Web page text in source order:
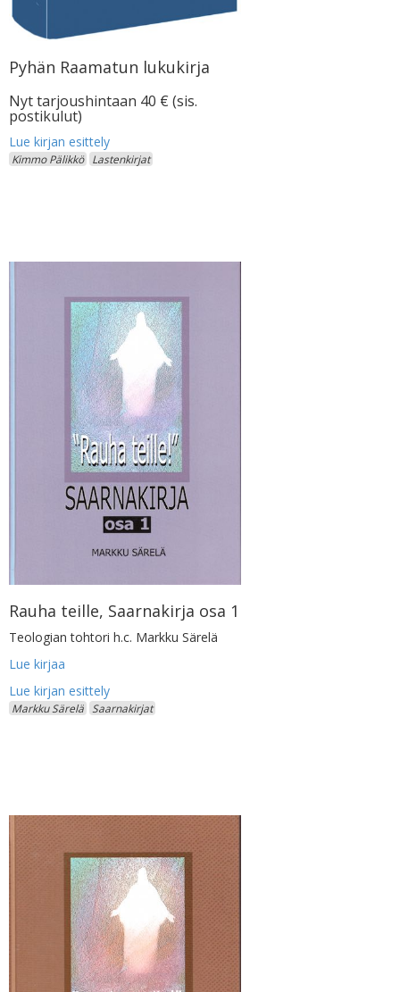
Pyhän Raamatun lukukirja
Nyt tarjoushintaan 40 € (sis.
postikulut)
Kimmo Pälikkö Lastenkirjat
Rauha teille, Saarnakirja osa 1
Teologian tohtori h.c. Markku Särelä
Lue kirjaa
Markku Särelä Saarnakirjat